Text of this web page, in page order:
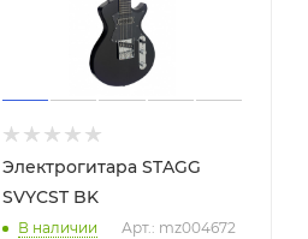
Электрогитара STAGG
SVYCST BK
В наличии Арт.: mz004672